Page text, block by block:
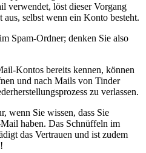
verwendet, löst dieser Vorgang
selbst wenn ein Konto besteht.
Spam-Ordner; denken Sie also
Kontos bereits kennen, können
und nach Mails von Tinder
zu verlassen.
wenn Sie wissen, dass Sie
haben. Das Schnüffeln im
das Vertrauen und ist zudem